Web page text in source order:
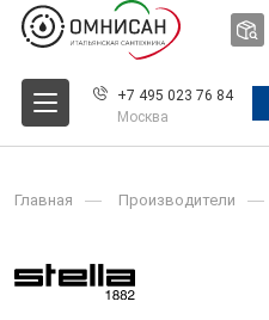
+7 495 023 76 84
Москва
Главная Производители